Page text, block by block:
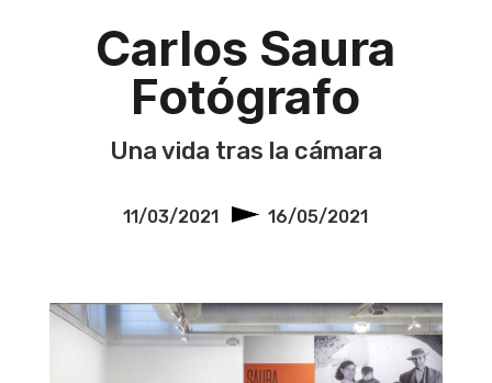
Carlos Saura
Fotógrafo
Una vida tras la cámara
11/03/2021 16/05/2021